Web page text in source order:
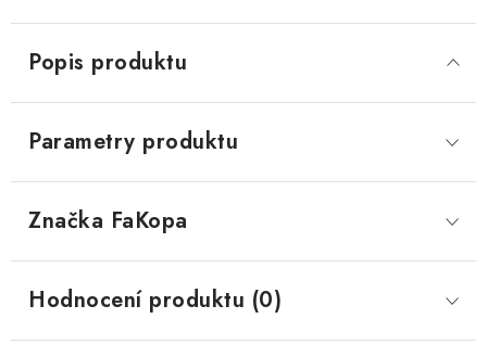
Popis produktu
Parametry produktu
Značka FaKopa
Hodnocení produktu (0)